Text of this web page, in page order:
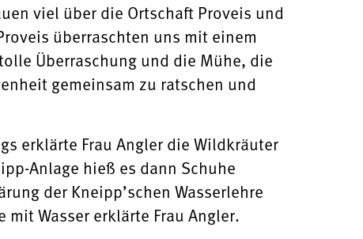
viel über die Ortschaft Proveis und
überraschten uns mit einem
Überraschung und die Mühe, die
gemeinsam zu ratschen und
erklärte Frau Angler die Wildkräuter
Anlage hieß es dann Schuhe
der Kneipp’schen Wasserlehre
Wasser erklärte Frau Angler.